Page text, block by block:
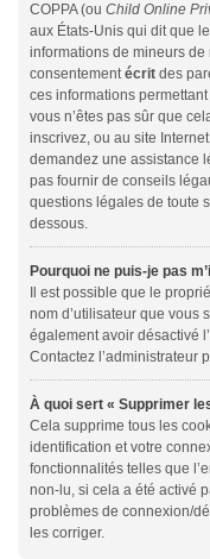
COPPA (ou Child Online
aux États-Unis qui dit que
informations de mineurs
consentementécrit des
ces informations
vous n’êtes pas sûr que
inscrivez, ou au site
demandez une assistance
pas fournir de conseils
questions légales de toute
dessous.
Pourquoi ne puis-je pas
Il est possible que le
nom d’utilisateur que vous
également avoir désactivé
Contactez l’administrateur
À quoi sert « Supprimer
Cela supprime tous les
identification et votre
fonctionnalités telles que
non-lu, si cela a été activé
problèmes de connexion/
les corriger.